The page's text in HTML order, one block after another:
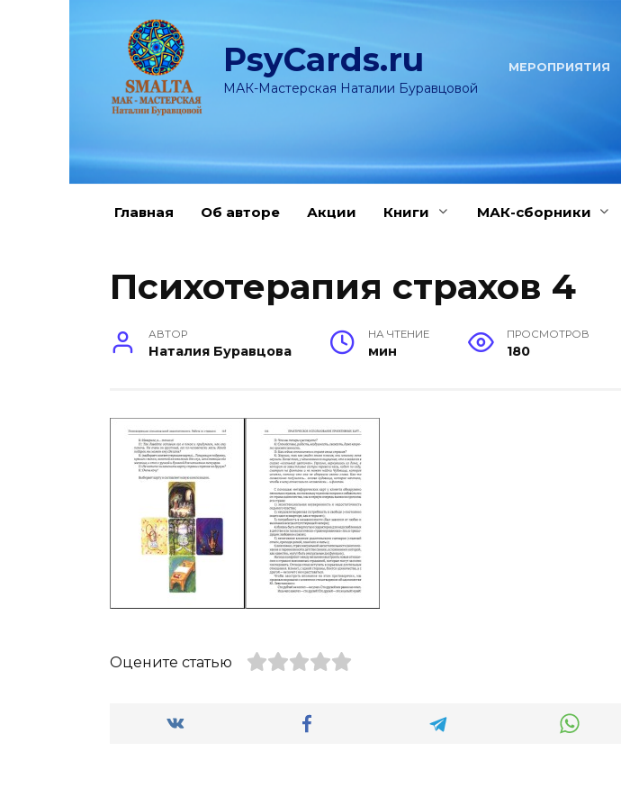
PsyCards.ru
МАК-Мастерская Наталии Буравцовой
МЕРОПРИЯТИЯ
Главная Об авторе Акции Книги МАК-сборники
Психотерапия страхов 4
АВТОР
Наталия Буравцова
НА ЧТЕНИЕ
мин
ПРОСМОТРОВ
180
Оцените статью